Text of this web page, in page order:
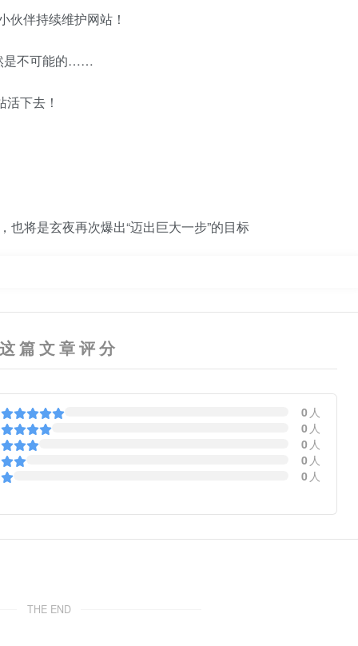
伙伴持续维护网站！
是不可能的……
下去！
将是玄夜再次爆出“迈出巨大一步”的目标
篇文章评分
0 人
0 人
0 人
0 人
0 人
THE END